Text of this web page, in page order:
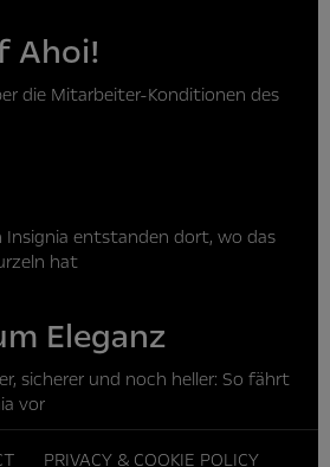
Ahoi!
die Mitarbeiter-Konditionen des
Insignia entstanden dort, wo das
hat
Eleganz
sicherer und noch heller: So fährt
vor
PRIVACY & COOKIE POLICY